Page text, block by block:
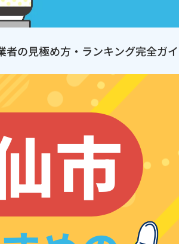
の見極め方・ランキング完全ガ
市